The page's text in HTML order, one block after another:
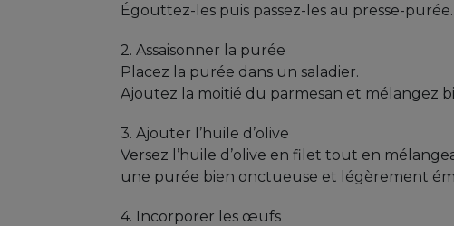
Égouttez-les puis passez-les au presse-purée.
2. Assaisonner la purée
Placez la purée dans un saladier.
Ajoutez la moitié du parmesan et mélangez
3. Ajouter l’huile d’olive
Versez l’huile d’olive en filet tout en
une purée bien onctueuse et légèrement
4. Incorporer les œufs